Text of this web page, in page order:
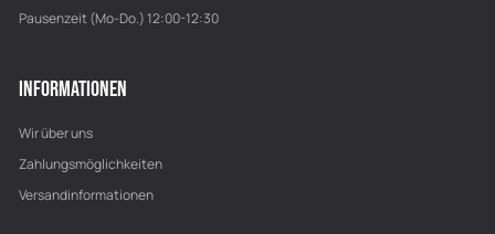
Pausenzeit (Mo-Do.) 12:00-12:30
INFORMATIONEN
Wir über uns
Zahlungsmöglichkeiten
Versandinformationen